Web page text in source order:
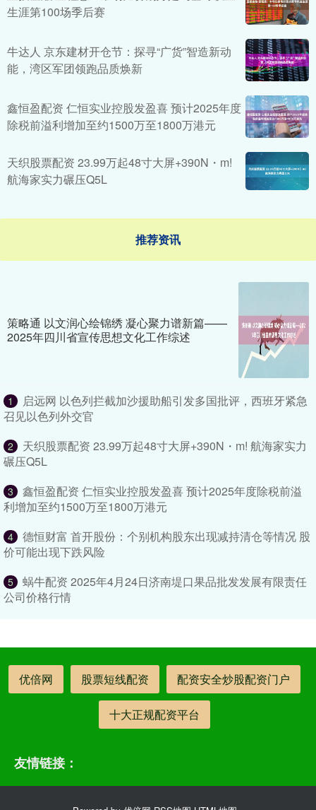
生涯第100场季后赛
牛达人 京东建材开仓节：探寻“广货”智造新动
能，湾区军团领跑品质焕新
鑫恒盈配资 仁恒实业控股发盈喜 预计2025年度
除税前溢利增加至约1500万至1800万港元
天织股票配资 23.99万起48寸大屏+390N・m!
航海家实力碾压Q5L
推荐资讯
策略通 以文润心绘锦绣 凝心聚力谱新篇——
2025年四川省宣传思想文化工作综述
1
启远网 以色列拦截加沙援助船引发多国批评，西班牙紧急
召见以色列外交官
2
天织股票配资 23.99万起48寸大屏+390N・m! 航海家实力
碾压Q5L
3
鑫恒盈配资 仁恒实业控股发盈喜 预计2025年度除税前溢
利增加至约1500万至1800万港元
4
德恒财富 首开股份：个别机构股东出现减持清仓等情况 股
价可能出现下跌风险
5
蜗牛配资 2025年4月24日济南堤口果品批发发展有限责任
公司价格行情
优倍网 股票短线配资 配资安全炒股配资门户
十大正规配资平台
友情链接：